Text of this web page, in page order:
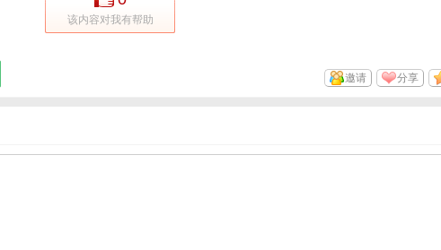
该内容对我有帮助
分享
邀请